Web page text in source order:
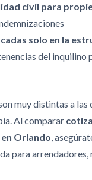
civil para
solo en la
del inquilino
muy distintas a las
Al comparar
Orlando,
para arrendadores,